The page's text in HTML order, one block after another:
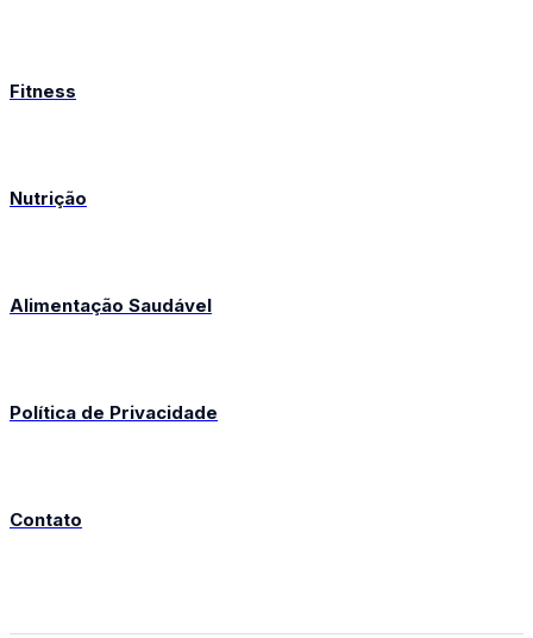
Fitness
Nutrição
Alimentação Saudável
Política de Privacidade
Contato